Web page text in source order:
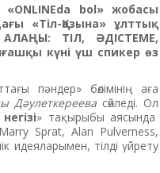
«ONLINEda bol» жобасы
«Тіл-Қазына» ұлттық
АЛАҢЫ: ТІЛ, ӘДІСТЕМЕ,
күні үш спикер өз
пәндер» бөлімінің аға
Дәулеткереева сөйледі. Ол
» тақырыбы аясында
Sprat, Alan Pulverness,
идеяларымен, тілді үйрету